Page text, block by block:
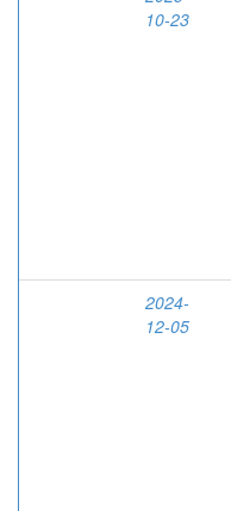
10-23
2024-
12-05